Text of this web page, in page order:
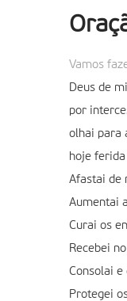
Vamos
Deus de
por
olhai para
hoje
Afastai de
Aumentai
Curai os
Recebei
Consolai
Protegei